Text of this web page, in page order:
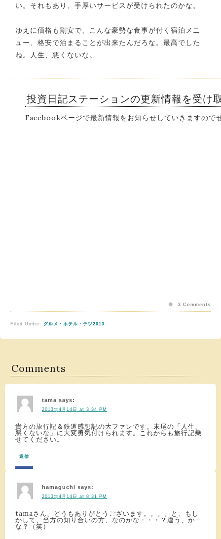
い。それもあり、手厚いサービスが受けられたのかな。
ゆえに価格も割安で、こんな豪勢な食事が付く宿泊メニ
ュー、格安で泊まることが出来たんだろな。最高でした
ね。人生、悪くないな。
投資日記ステーションの更新情報を受け
Facebookページで最新情報をお知らせしていきますので
Filed Under: グルメ・ホテル・テツ2013
3 Comments
Comments
tama says:
2013年4月14日 at 3:34 PM
貴方の旅行記＆鉄道感想記の大ファンです。末尾の「人生、
悪くないな」に大変勇気付けられます。これからも旅行記乗
せてください。
返信
hamaguchi says:
2013年4月14日 at 8:31 PM
tamaさん、どうもありがとうございます。。。。と、もし
かして、当方の知り合いの方、なのかな・・・？違う、か
な？（笑）